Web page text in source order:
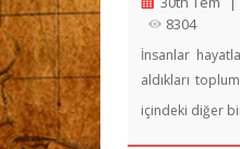
8304
İnsanlar
aldıkları
içindeki diğer